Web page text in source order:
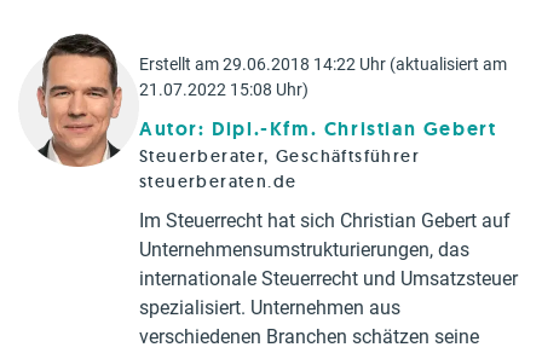
Erstellt am 29.06.2018 14:22 Uhr (aktualisiert am
21.07.2022 15:08 Uhr)
Autor: Dipl.-Kfm. Christian Gebert
Steuerberater, Geschäftsführer
steuerberaten.de
Im Steuerrecht hat sich Christian Gebert auf
Unternehmensumstrukturierungen, das
internationale Steuerrecht und Umsatzsteuer
spezialisiert. Unternehmen aus
verschiedenen Branchen schätzen seine